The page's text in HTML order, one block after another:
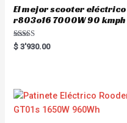
El mejor scooter eléctrico
r803o16 7000W 90 kmph
Rated
5.00
$ 3'930.00